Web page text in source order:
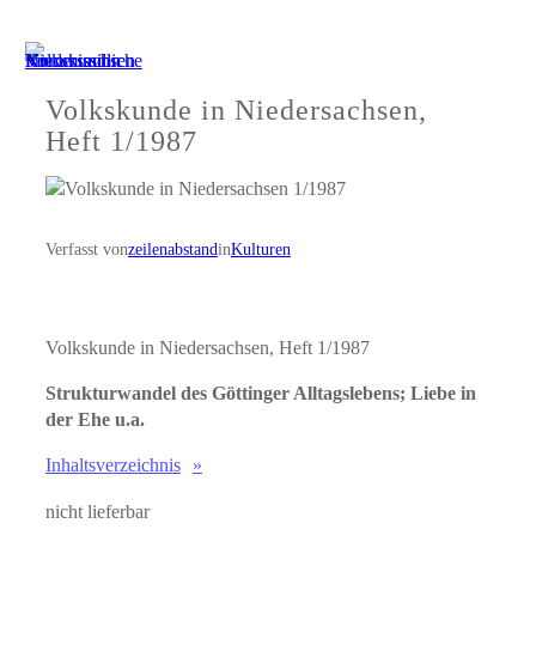
Zum
Inhalt
springenVolkskunde in Niedersachsen,
Heft 1/1987
Verfasst vonzeilenabstandinKulturen
Volkskunde in Niedersachsen, Heft 1/1987
Strukturwandel des Göttinger Alltagslebens; Liebe in
der Ehe u.a.
Inhaltsverzeichnis
nicht lieferbar